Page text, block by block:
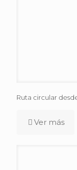
Ruta circular
Ver más